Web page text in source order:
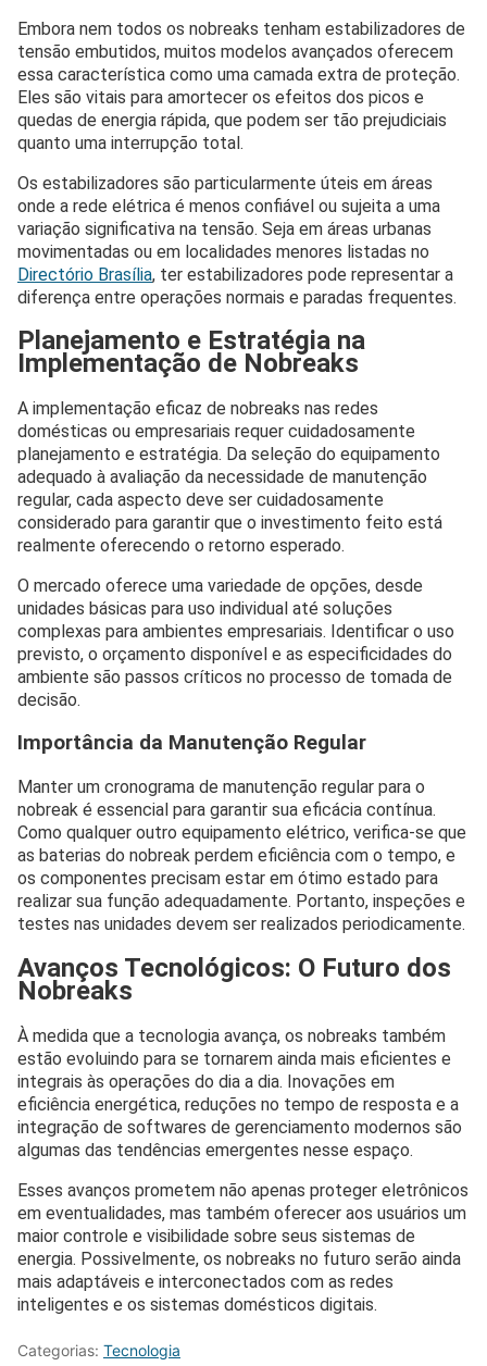
Embora nem todos os nobreaks tenham estabilizadores de
tensão embutidos, muitos modelos avançados oferecem
essa característica como uma camada extra de proteção.
Eles são vitais para amortecer os efeitos dos picos e
quedas de energia rápida, que podem ser tão prejudiciais
quanto uma interrupção total.
Os estabilizadores são particularmente úteis em áreas
onde a rede elétrica é menos confiável ou sujeita a uma
variação significativa na tensão. Seja em áreas urbanas
movimentadas ou em localidades menores listadas no
Directório Brasília, ter estabilizadores pode representar a
diferença entre operações normais e paradas frequentes.
Planejamento e Estratégia na
Implementação de Nobreaks
A implementação eficaz de nobreaks nas redes
domésticas ou empresariais requer cuidadosamente
planejamento e estratégia. Da seleção do equipamento
adequado à avaliação da necessidade de manutenção
regular, cada aspecto deve ser cuidadosamente
considerado para garantir que o investimento feito está
realmente oferecendo o retorno esperado.
O mercado oferece uma variedade de opções, desde
unidades básicas para uso individual até soluções
complexas para ambientes empresariais. Identificar o uso
previsto, o orçamento disponível e as especificidades do
ambiente são passos críticos no processo de tomada de
decisão.
Importância da Manutenção Regular
Manter um cronograma de manutenção regular para o
nobreak é essencial para garantir sua eficácia contínua.
Como qualquer outro equipamento elétrico, verifica-se que
as baterias do nobreak perdem eficiência com o tempo, e
os componentes precisam estar em ótimo estado para
realizar sua função adequadamente. Portanto, inspeções e
testes nas unidades devem ser realizados periodicamente.
Avanços Tecnológicos: O Futuro dos
Nobreaks
À medida que a tecnologia avança, os nobreaks também
estão evoluindo para se tornarem ainda mais eficientes e
integrais às operações do dia a dia. Inovações em
eficiência energética, reduções no tempo de resposta e a
integração de softwares de gerenciamento modernos são
algumas das tendências emergentes nesse espaço.
Esses avanços prometem não apenas proteger eletrônicos
em eventualidades, mas também oferecer aos usuários um
maior controle e visibilidade sobre seus sistemas de
energia. Possivelmente, os nobreaks no futuro serão ainda
mais adaptáveis e interconectados com as redes
inteligentes e os sistemas domésticos digitais.
Categorias: Tecnologia